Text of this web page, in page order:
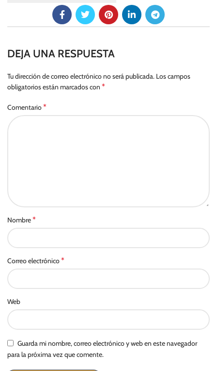
DEJA UNA RESPUESTA
Tu dirección de correo electrónico no será publicada. Los campos
obligatorios están marcados con *
Comentario*
Nombre*
Correo electrónico*
Web
Guarda mi nombre, correo electrónico y web en este navegador
para la próxima vez que comente.